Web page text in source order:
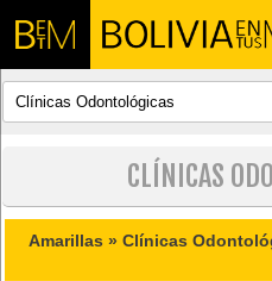
CLÍNICAS
Amarillas »Clínicas